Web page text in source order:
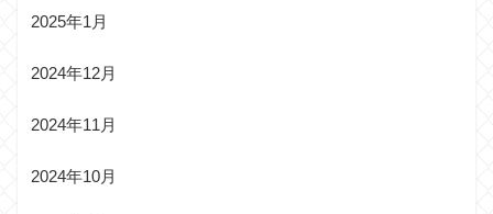
2025年1月
2024年12月
2024年11月
2024年10月